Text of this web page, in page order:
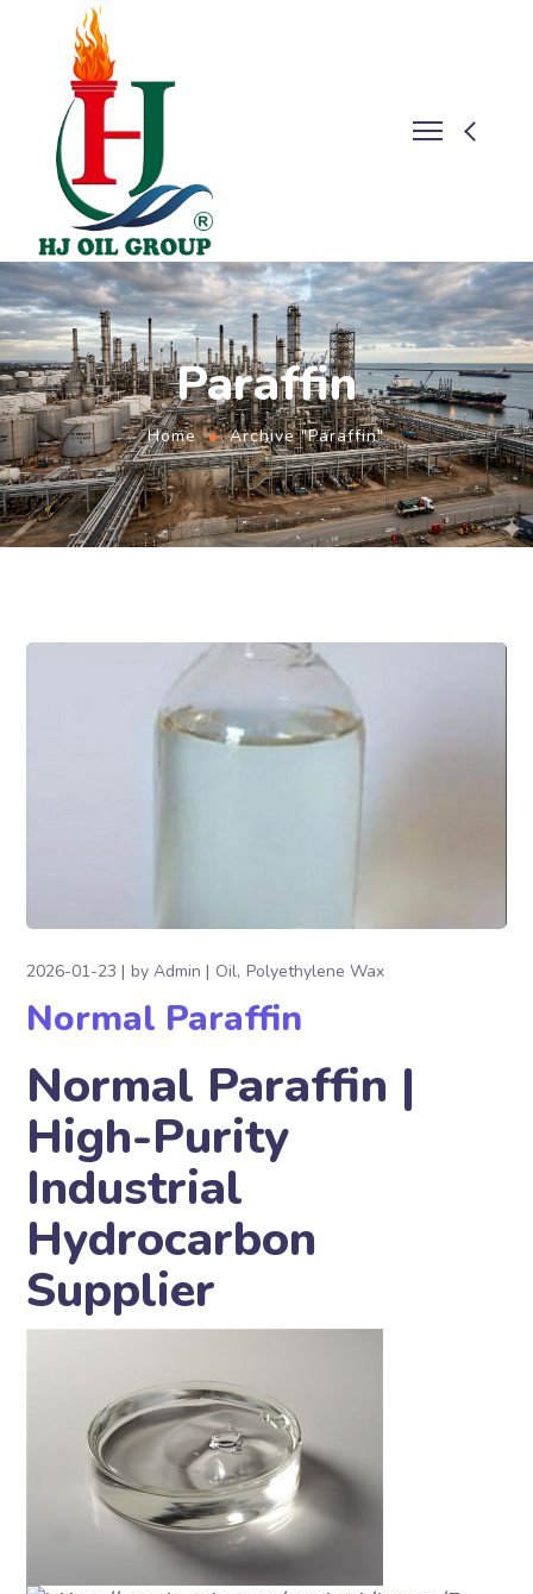
Paraffin
Home Archive "Paraffin"
2026-01-23 byAdmin Oil Polyethylene Wax
Normal Paraffin
Normal Paraffin |
High-Purity
Industrial
Hydrocarbon
Supplier